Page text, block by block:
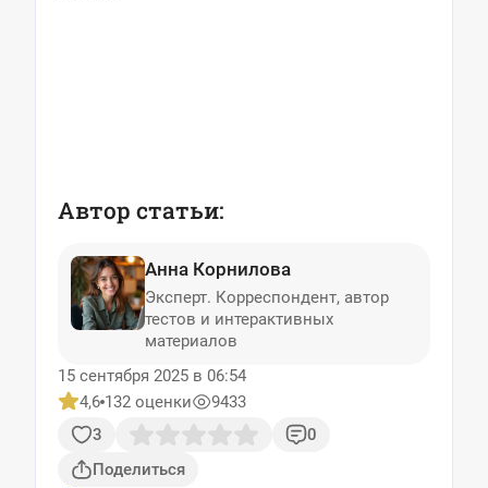
Автор статьи:
Анна Корнилова
Эксперт. Корреспондент, автор
тестов и интерактивных
материалов
15 сентября 2025 в 06:54
4,6 132 оценки
9433
3
0
Поделиться